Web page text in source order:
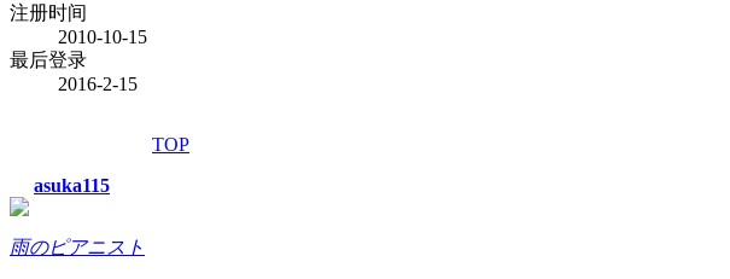
注册时间
2010-10-15
最后登录
2016-2-15
TOP
asuka115
雨のピアニスト